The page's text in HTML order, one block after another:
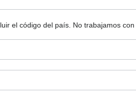
el código del país. No trabajamos